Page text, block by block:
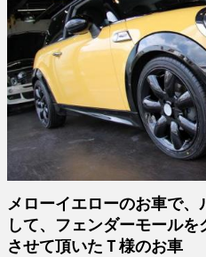
メローイエローのお車で
して、フェンダーモール
させて頂いたＴ様のお車